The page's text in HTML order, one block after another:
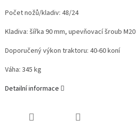
Počet nožů/kladiv: 48/24
Kladiva: šířka 90 mm, upevňovací šroub M20
Doporučený výkon traktoru: 40-60 koní
Váha: 345 kg
Detailní informace